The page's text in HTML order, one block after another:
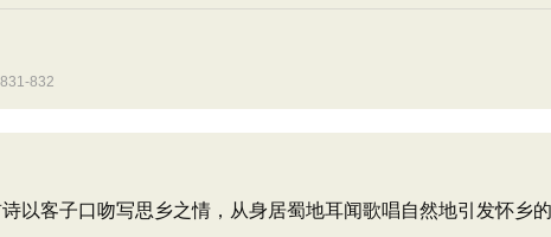
832
客子口吻写思乡之情，从身居蜀地耳闻歌唱自然地引发怀乡